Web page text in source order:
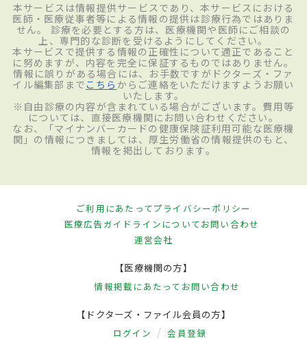
本サービスは情報提供サービスであり、本サービスにおける
医師・医療従事者等による情報の提供は診療行為ではありま
せん。 診療を必要とする方は、医療機関や医師にご相談の
上、専門的な診断を受けるようにしてください。
本サービスで提供する情報の正確性について適正であること
に努めますが、内容を完全に保証するものではありません。
情報に誤りがある場合には、お手数ですがドクターズ・ファ
イル編集部まで こちら からご連絡をいただけますようお願い
いたします。
※自由診療の内容が含まれている場合がございます。費用等
については、直接医療機関にお問い合わせください。
なお、「マイナンバーカードの健康保険証利用可能な医療機
関」の情報につきましては、厚生労働省の情報提供のもと、
情報を掲出しております。
ご利用にあたってプライバシーポリシー
医療広告ガイドラインについてお問い合わせ
運営会社
【医療機関の方】
情報掲載にあたって お問い合わせ
【ドクターズ・ファイル会員の方】
ログイン 会員登録